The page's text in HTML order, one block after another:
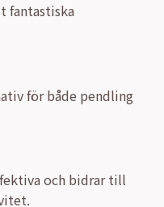
fantastiska
för både pendling
och bidrar till